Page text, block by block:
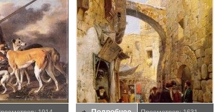
Jerusalem-sj. Bauernfeind,